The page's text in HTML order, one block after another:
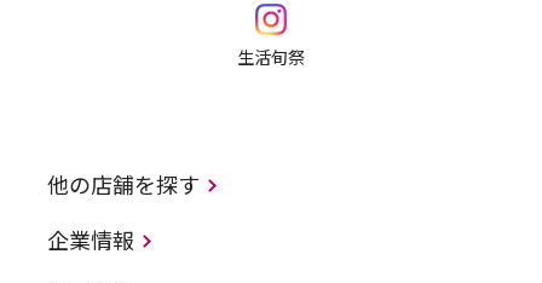
生活旬祭
他の店舗を探す
企業情報